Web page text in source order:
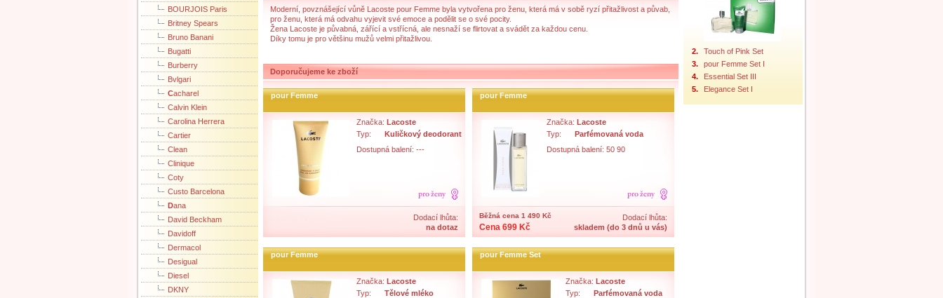
BOURJOIS Paris
Britney Spears
Bruno Banani
Bugatti
Burberry
Bvlgari
Cacharel
Calvin Klein
Carolina Herrera
Cartier
Clean
Clinique
Coty
Custo Barcelona
Dana
David Beckham
Davidoff
Dermacol
Desigual
Diesel
DKNY
Moderní, povznášející vůně Lacoste pour Femme byla vytvořena pro ženu, která má v sobě ryzí přitažlivost a půvab,
pro ženu, která má odvahu vyjevit své emoce a podělit se o své pocity.
Žena Lacoste je půvabná, zářící a vstřícná, ale nesnaží se flirtovat a svádět za každou cenu.
Díky tomu je pro většinu mužů velmi přitažlivou.
Doporučujeme ke zboží
pour Femme
Značka: Lacoste
Typ:
Kuličkový deodorant
Dostupná balení: ---
Dodací lhůta:
na dotaz
pour Femme
Značka: Lacoste
Typ:
Parfémovaná voda
Dostupná balení: 50 90
Běžná cena 1 490 Kč
Cena 699 Kč
Dodací lhůta:
skladem (do 3 dnů u vás)
pour Femme
Značka: Lacoste
Typ:
Tělové mléko
pour Femme Set
Značka: Lacoste
Typ:
Parfémovaná voda
2.
Touch of Pink Set
3.
pour Femme Set I
4.
Essential Set III
5.
Elegance Set I